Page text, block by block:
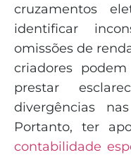
cruzamentos
identificar
omissões de
criadores
prestar
divergências
Portanto, ter
contabilidade